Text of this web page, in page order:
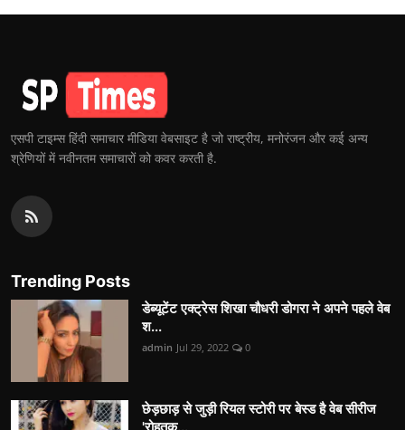
एसपी टाइम्स हिंदी समाचार मीडिया वेबसाइट है जो राष्ट्रीय, मनोरंजन और कई अन्य
श्रेणियों में नवीनतम समाचारों को कवर करती है.
Trending Posts
डेब्यूटेंट एक्ट्रेस शिखा चौधरी डोगरा ने अपने पहले वेब
श...
admin Jul 29, 2022 0
छेड़छाड़ से जुड़ी रियल स्टोरी पर बेस्ड है वेब सीरीज